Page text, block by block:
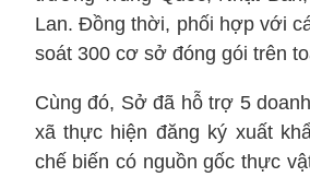
Lan. Đồng thời, phối hợp với
soát 300 cơ sở đóng gói trên
Cùng đó, Sở đã hỗ trợ 5
xã thực hiện đăng ký xuất
chế biến có nguồn gốc thực